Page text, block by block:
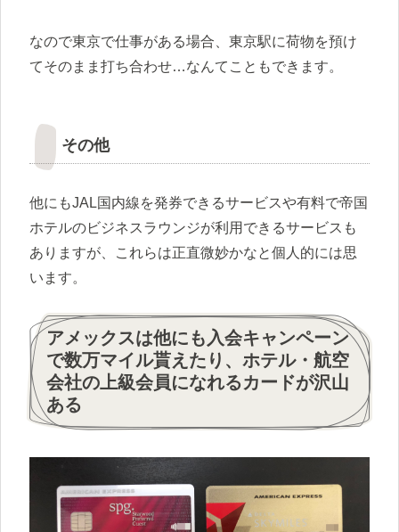
なので東京で仕事がある場合、東京駅に荷物を預け
てそのまま打ち合わせ…なんてこともできます。
その他
他にもJAL国内線を発券できるサービスや有料で帝国
ホテルのビジネスラウンジが利用できるサービスも
ありますが、これらは正直微妙かなと個人的には思
います。
アメックスは他にも入会キャンペーン
で数万マイル貰えたり、ホテル・航空
会社の上級会員になれるカードが沢山
ある